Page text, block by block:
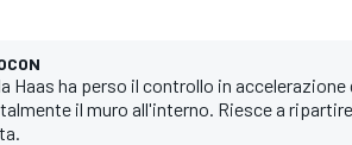
Haas ha perso il controllo in accelerazione
il muro all'interno. Riesce a